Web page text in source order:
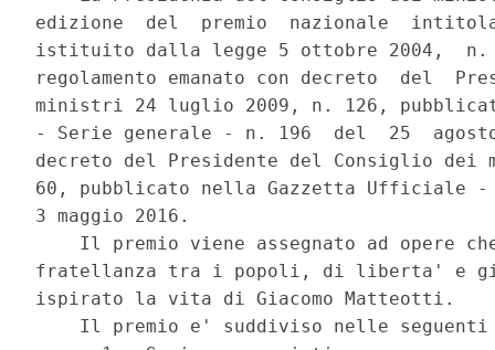
edizione  del  premio  nazionale
istituito dalla legge 5 ottobre 2004,
regolamento emanato con decreto  del
ministri 24 luglio 2009, n. 126,
- Serie generale - n. 196  del  25
decreto del Presidente del Consiglio
60, pubblicato nella Gazzetta Ufficiale
3 maggio 2016.
Il premio viene assegnato ad opere
fratellanza tra i popoli, di liberta' e
ispirato la vita di Giacomo Matteotti.
Il premio e' suddiviso nelle